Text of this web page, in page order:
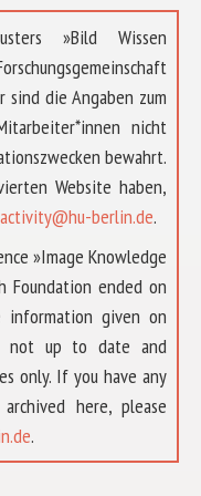
»Bild Wissen
sind die Angaben zum
nicht
bewahrt.
Website haben,
berlin.de.
»Image Knowledge
Foundation ended on
information given on
not up to date and
only. If you have any
here, please
.